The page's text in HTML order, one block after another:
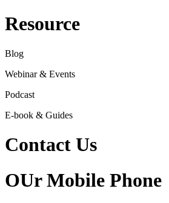
Resource
Blog
Webinar & Events
Podcast
E-book & Guides
Contact Us
OUr Mobile Phone